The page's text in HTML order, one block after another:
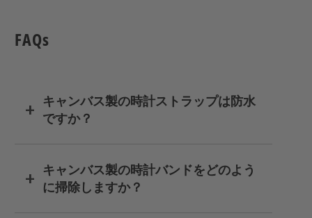
FAQs
キャンバス製の時計ストラップは防水
ですか？
キャンバス製の時計バンドをどのよう
に掃除しますか？